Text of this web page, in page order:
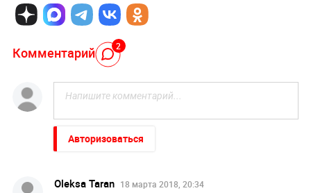
Комментарий 2
Авторизоваться
Oleksa Taran 18 марта 2018, 20:34